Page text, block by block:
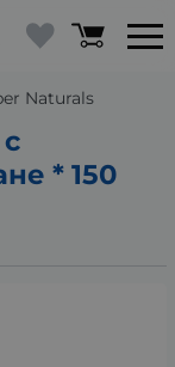
Naturals
* 150